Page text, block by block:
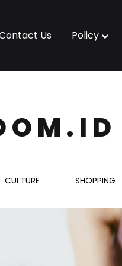
Us Policy
CULTURE SHOPPING